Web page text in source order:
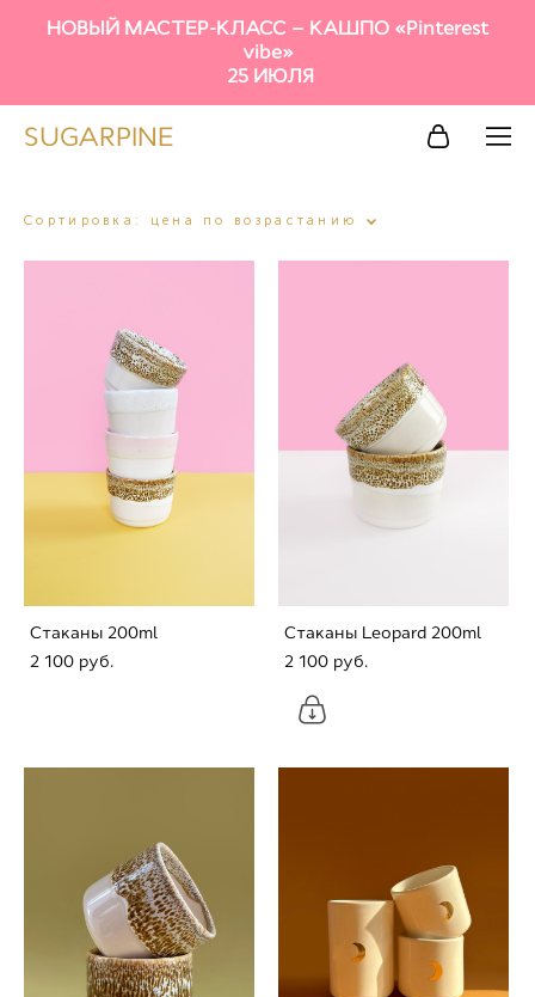
НОВЫЙ МАСТЕР-КЛАСС – КАШПО «Pinterest
vibe»
25 ИЮЛЯ
SUGARPINE
Сортировка: цена по возрастанию
Стаканы 200ml
2 100 pуб.
Стаканы Leopard 200ml
2 100 pуб.